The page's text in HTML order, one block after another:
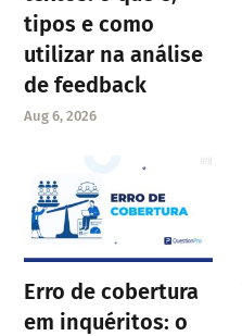
tipos e como
utilizar na análise
de feedback
Aug 6, 2026
Erro de cobertura
em inquéritos: o